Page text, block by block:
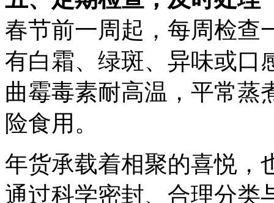
春节前一周起，每周检查
有白霜、绿斑、异味或
曲霉毒素耐高温，平常蒸
险食用。
年货承载着相聚的喜悦，
通过科学密封、合理分类